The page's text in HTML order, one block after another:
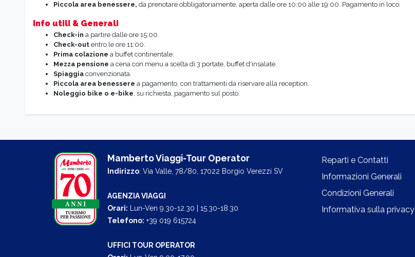
Piccola area benessere, da prenotare obbligatoriamente, aperta dalle ore 10:00 alle 19:00. Pagamento in loco.
Info utili & Generali
Check-in a partire dalle ore 15:00.
Check-outentro le ore 11:00.
Prima colazione a buffet continentale.
Mezza pensione a cena con menu a scelta di 3 portate, buffet d'insalate.
Spiaggiaconvenzionata.
Piccola area benessere a pagamento, con trattamenti da riservare alla reception.
Noleggio bike o e-bike, su richiesta, pagamento sul posto.
Mamberto Viaggi-Tour Operator
Indirizzo: Via Valle, 78/80, 17022 Borgio Verezzi SV
AGENZIA VIAGGI
Orari: Lun-Ven 9.30-12.30 | 15.30-18.30
Telefono: +39 019 615724
UFFICI TOUR OPERATOR
Reparti e Contatti
Informazioni Generali
Condizioni Generali
Informativa sulla privacy